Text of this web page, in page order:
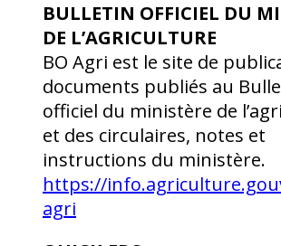
BULLETIN OFFICIEL DU
DE L’AGRICULTURE
BO Agri est le site de
documents publiés au
officiel du ministère de
et des circulaires, notes et
instructions du ministère.
https://
agri